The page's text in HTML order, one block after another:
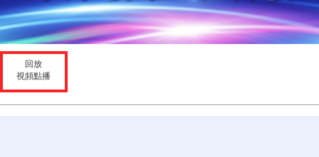
回放
視頻點播